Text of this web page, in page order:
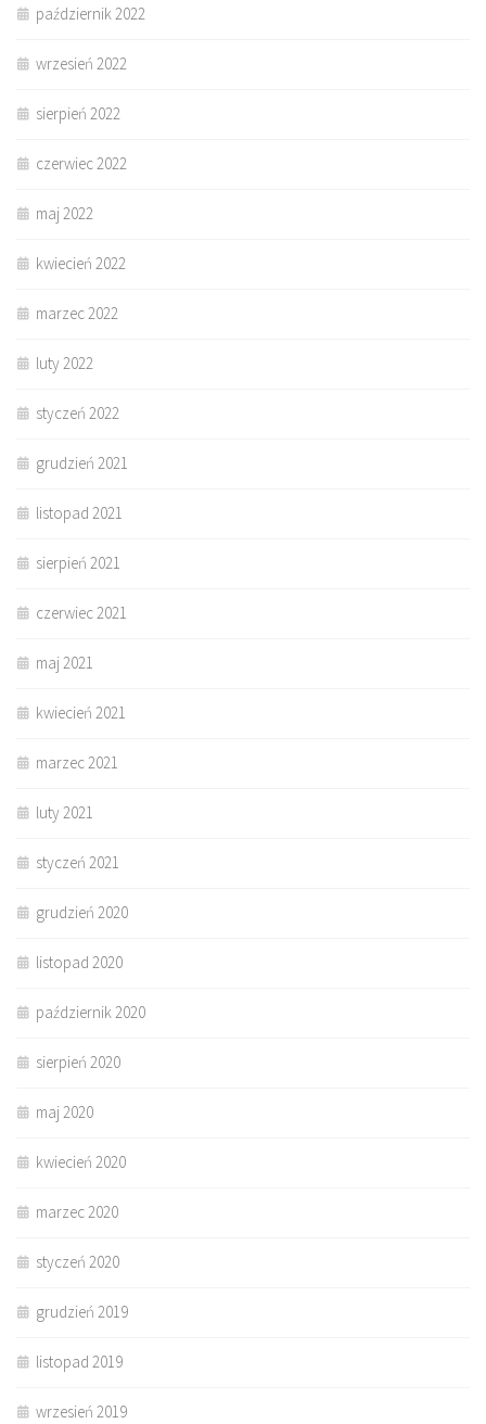
październik 2022
wrzesień 2022
sierpień 2022
czerwiec 2022
maj 2022
kwiecień 2022
marzec 2022
luty 2022
styczeń 2022
grudzień 2021
listopad 2021
sierpień 2021
czerwiec 2021
maj 2021
kwiecień 2021
marzec 2021
luty 2021
styczeń 2021
grudzień 2020
listopad 2020
październik 2020
sierpień 2020
maj 2020
kwiecień 2020
marzec 2020
styczeń 2020
grudzień 2019
listopad 2019
wrzesień 2019